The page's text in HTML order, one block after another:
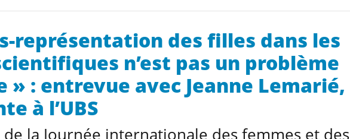
représentation des filles dans les
n’est pas un problème
» : entrevue avec Jeanne Lemarié,
à l’UBS
de la Journée internationale des femmes et des